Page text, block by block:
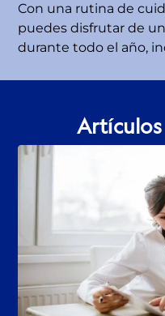
Con una rutina de
puedes disfrutar de
durante todo el año,
Artículos